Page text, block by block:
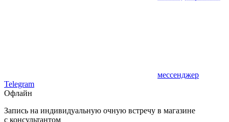
мессенджер
Telegram
Офлайн
Запись на индивидуальную очную встречу в магазине
с консультантом